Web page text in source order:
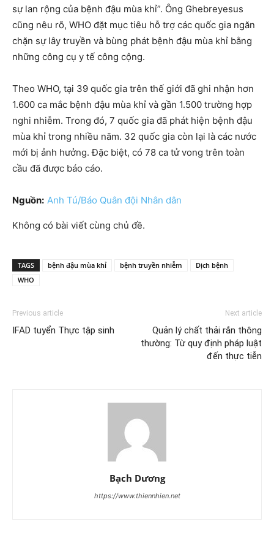
sự lan rộng của bệnh đậu mùa khỉ”. Ông Ghebreyesus
cũng nêu rõ, WHO đặt mục tiêu hỗ trợ các quốc gia ngăn
chặn sự lây truyền và bùng phát bệnh đậu mùa khỉ bằng
những công cụ y tế công cộng.
Theo WHO, tại 39 quốc gia trên thế giới đã ghi nhận hơn
1.600 ca mắc bệnh đậu mùa khỉ và gần 1.500 trường hợp
nghi nhiễm. Trong đó, 7 quốc gia đã phát hiện bệnh đậu
mùa khỉ trong nhiều năm. 32 quốc gia còn lại là các nước
mới bị ảnh hưởng. Đặc biệt, có 78 ca tử vong trên toàn
cầu đã được báo cáo.
Nguồn: Anh Tú/Báo Quân đội Nhân dân
Không có bài viết cùng chủ đề.
TAGS bệnh đậu mùa khỉ bệnh truyền nhiễm
Dịch bệnh
WHO
Previous article
IFAD tuyển Thực tập sinh
Next article
Quản lý chất thải rắn thông
thường: Từ quy định pháp luật
đến thực tiễn
Bạch Dương
https://www.thiennhien.net